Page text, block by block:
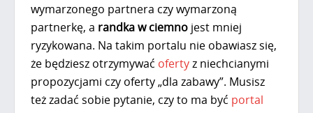
wymarzonego partnera czy wymarzoną
partnerkę, a randka w ciemnojest mniej
ryzykowana. Na takim portalu nie obawiasz się,
że będziesz otrzymywać ofertyz niechcianymi
propozycjami czy oferty „dla zabawy”. Musisz
też zadać sobie pytanie, czy to ma być portal